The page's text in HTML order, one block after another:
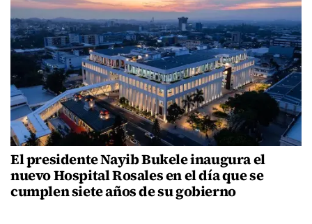
El presidente Nayib Bukele inaugura el
nuevo Hospital Rosales en el día que se
cumplen siete años de su gobierno